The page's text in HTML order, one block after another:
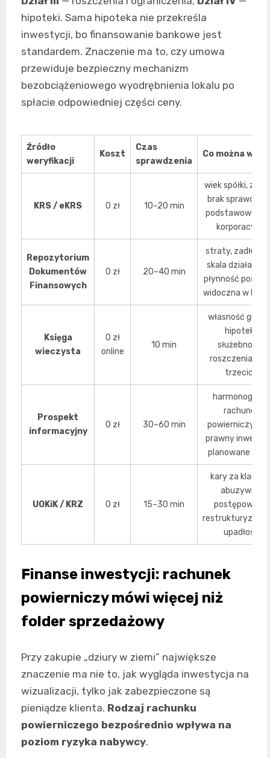
hipoteki. Sama hipoteka nie przekreśla
inwestycji, bo finansowanie bankowe jest
standardem. Znaczenie ma to, czy umowa
przewiduje bezpieczny mechanizm
bezobciążeniowego wyodrębnienia lokalu po
spłacie odpowiedniej części ceny.
Źródło
weryfikacji
Koszt
Czas
sprawdzenia
Co można
KRS / eKRS 0 zł 10–20 min
wiek spółki,
brak
podstawowe
korporacyjne
Repozytorium
Dokumentów
Finansowych
0 zł 20–40 min
straty,
skala
płynność
widoczna w
Księga
wieczysta
0 zł
online
10 min
własność
hipoteki,
służebności,
roszczenia
trzecich
Prospekt
informacyjny
0 zł 30–60 min
harmonogram,
rachunek
powierniczy,
prawny
planowane
UOKiK / KRZ 0 zł 15–30 min
kary za
abuzywne,
postępowania
upadłość
Finanse inwestycji: rachunek
powierniczy mówi więcej niż
folder sprzedażowy
Przy zakupie „dziury w ziemi” największe
znaczenie ma nie to, jak wygląda inwestycja na
wizualizacji, tylko jak zabezpieczone są
pieniądze klienta. Rodzaj rachunku
powierniczego bezpośrednio wpływa na
poziom ryzyka nabywcy.